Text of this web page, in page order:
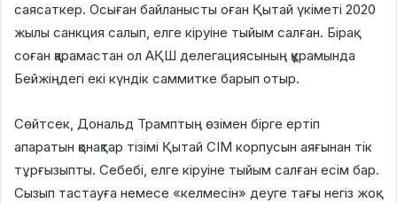
саясаткер. Осыған байланысты оған Қытай үкіметі 2020
жылы санкция салып, елге кіруіне тыйым салған. Бірақ
соған қарамастан ол АҚШ делегациясының құрамында
Бейжіңдегі екі күндік саммитке барып отыр.
Сөйтсек, Дональд Трамптың өзімен бірге ертіп
апаратын қонақтар тізімі Қытай СІМ корпусын аяғынан тік
тұрғызыпты. Себебі, елге кіруіне тыйым салған есім бар.
Сызып тастауға немесе «келмесін» деуге тағы негіз жоқ